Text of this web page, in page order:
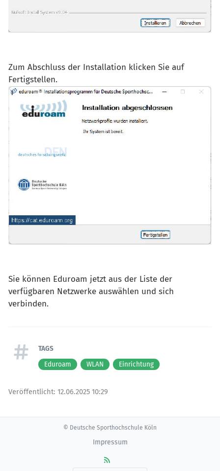
Zum Abschluss der Installation klicken Sie auf
Fertigstellen.
Sie können Eduroam jetzt aus der Liste der
verfügbaren Netzwerke auswählen und sich
verbinden.
TAGS
Eduroam
WLAN Einrichtung
Veröffentlicht: 12.06.2025 10:29
© Deutsche Sporthochschule Köln
Impressum